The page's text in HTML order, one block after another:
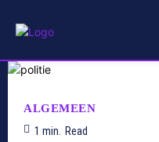
ALGEMEEN
1 min. Read